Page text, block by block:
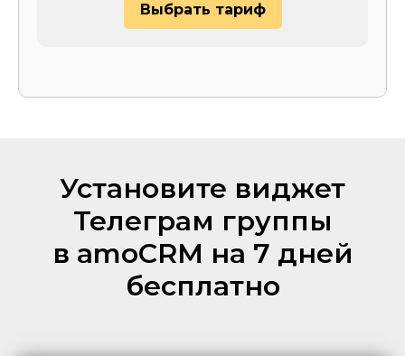
Выбрать тариф
Установите виджет
Телеграм группы
в amoCRM на 7 дней
бесплатно